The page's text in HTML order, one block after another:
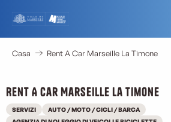
contenu
principal
Casa Rent A Car Marseille La Timone
Rent A Car Marseille La Timone
SERVIZI
AUTO / MOTO / CICLI / BARCA